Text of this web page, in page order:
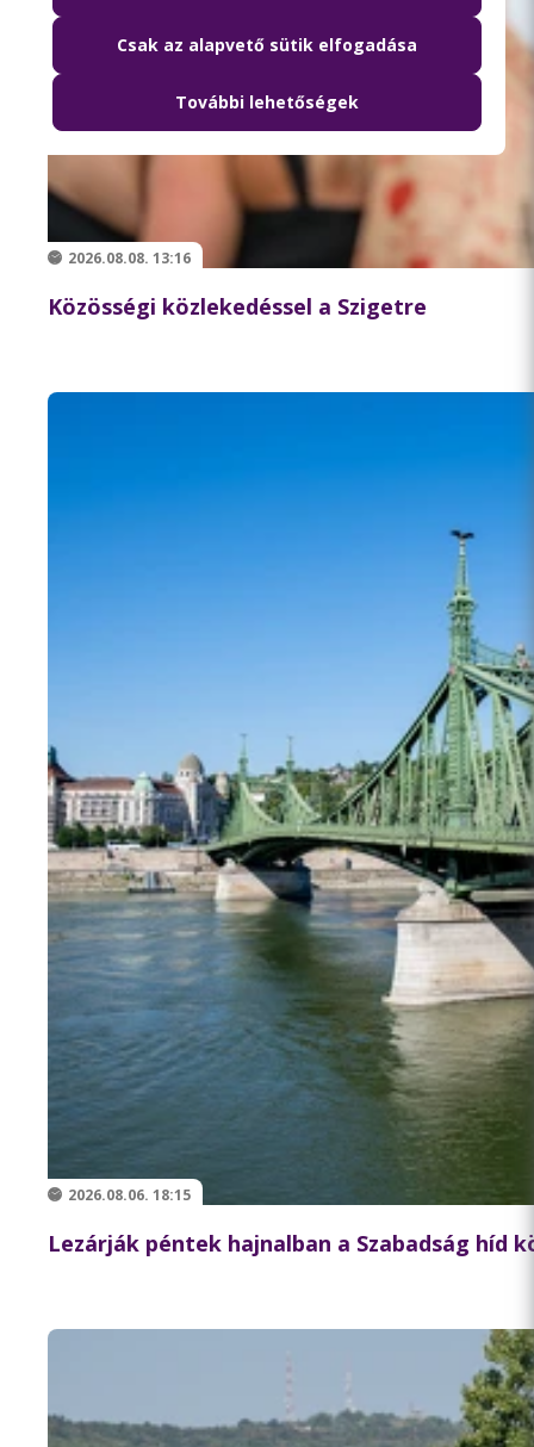
2026.08.08. 13:16
Közösségi közlekedéssel a Szigetre
2026.08.06. 18:15
Lezárják péntek hajnalban a Szabadság híd
Csak az alapvető sütik elfogadása
További lehetőségek